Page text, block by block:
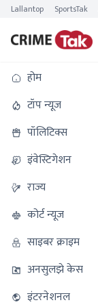
Lallantop SportsTak
होम
टॉप न्यूज
पॉलिटिक्स
इंवेस्टिगेशन
राज्य
कोर्ट न्यूज
साइबर क्राइम
अनसुलझे केस
इंटरनेशनल